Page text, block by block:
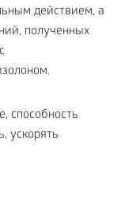
действием, а
полученных
способность
ускорять